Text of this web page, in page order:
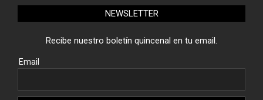
NEWSLETTER
Recibe nuestro boletín quincenal en tu email.
Email